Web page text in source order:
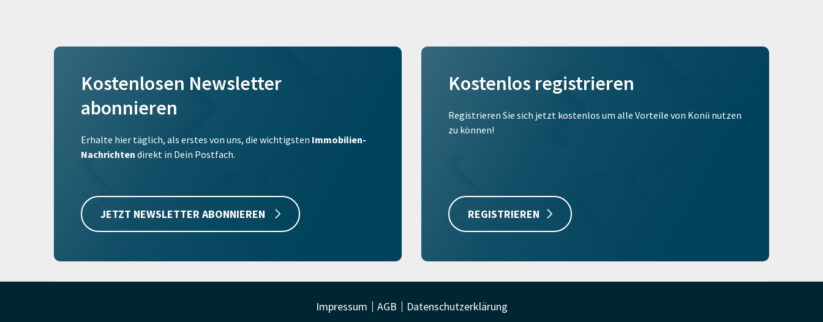
Kostenlosen Newsletter
abonnieren
Erhalte hier täglich, als erstes von uns, die wichtigsten Immobilien-
Nachrichten direkt in Dein Postfach.
JETZT NEWSLETTER ABONNIEREN
Kostenlos registrieren
Registrieren Sie sich jetzt kostenlos um alle Vorteile von Konii nutzen
zu können!
REGISTRIEREN
Impressum AGB
Datenschutzerklärung